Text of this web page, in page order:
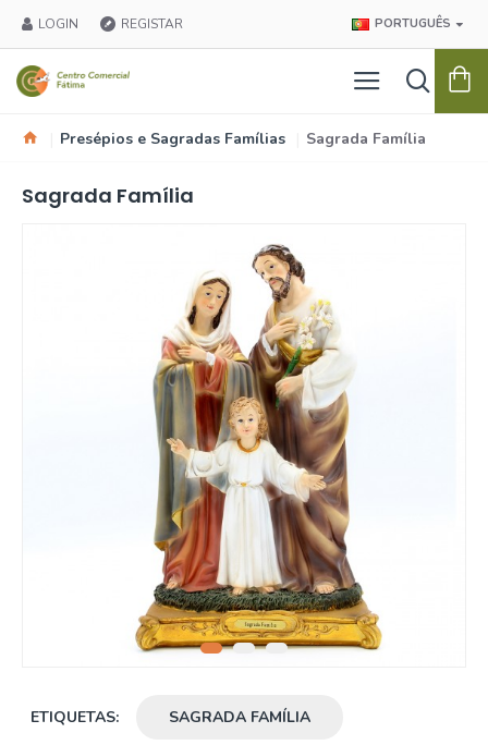
LOGIN REGISTAR PORTUGUÊS
Presépios e Sagradas Famílias Sagrada Família
Sagrada Família
ETIQUETAS: SAGRADA FAMÍLIA